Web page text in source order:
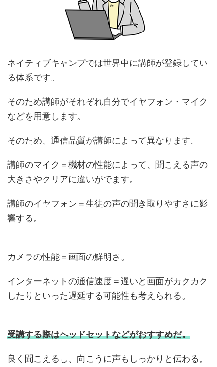
ネイティブキャンプでは世界中に講師が登録してい
る体系です。
そのため講師がそれぞれ自分でイヤフォン・マイク
などを用意します。
そのため、通信品質が講師によって異なります。
講師のマイク＝機材の性能によって、聞こえる声の
大きさやクリアに違いがでます。
講師のイヤフォン＝生徒の声の聞き取りやすさに影
響する。
カメラの性能＝画面の鮮明さ。
インターネットの通信速度＝遅いと画面がカクカク
したりといった遅延する可能性も考えられる。
受講する際はヘッドセットなどがおすすめだ。
良く聞こえるし、向こうに声もしっかりと伝わる。